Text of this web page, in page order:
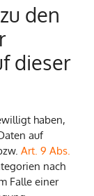
den
dieser
haben,
auf
Art. 9 Abs.
nach
Falle einer